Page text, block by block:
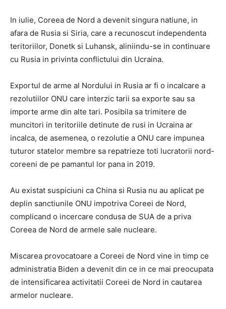
In iulie, Coreea de Nord a devenit singura natiune, in
afara de Rusia si Siria, care a recunoscut independenta
teritoriilor, Donetk si Luhansk, aliniindu-se in continuare
cu Rusia in privinta conflictului din Ucraina.
Exportul de arme al Nordului in Rusia ar fi o incalcare a
rezolutiilor ONU care interzic tarii sa exporte sau sa
importe arme din alte tari. Posibila sa trimitere de
muncitori in teritoriile detinute de rusi in Ucraina ar
incalca, de asemenea, o rezolutie a ONU care impunea
tuturor statelor membre sa repatrieze toti lucratorii nord-
coreeni de pe pamantul lor pana in 2019.
Au existat suspiciuni ca China si Rusia nu au aplicat pe
deplin sanctiunile ONU impotriva Coreei de Nord,
complicand o incercare condusa de SUA de a priva
Coreea de Nord de armele sale nucleare.
Miscarea provocatoare a Coreei de Nord vine in timp ce
administratia Biden a devenit din ce in ce mai preocupata
de intensificarea activitatii Coreei de Nord in cautarea
armelor nucleare.